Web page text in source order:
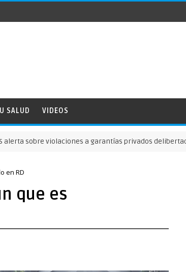
SALUD VIDEOS
violaciones a garantías privados delibertad
en RD
que es